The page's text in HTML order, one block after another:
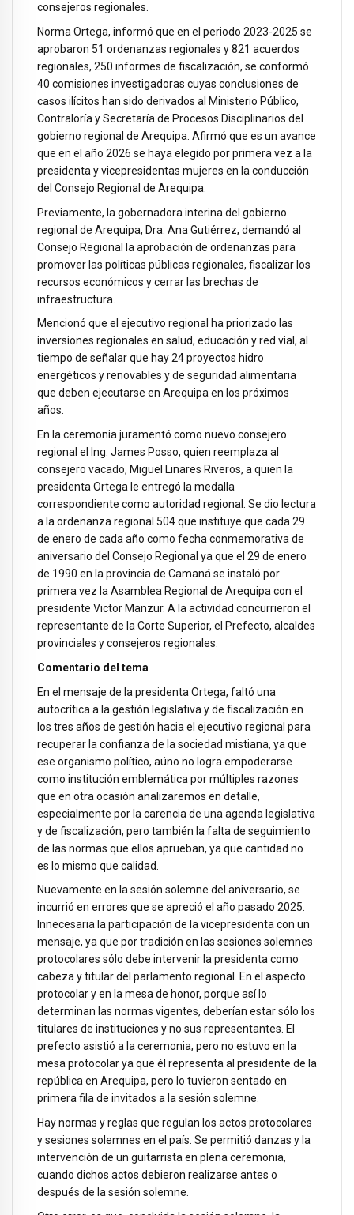
consejeros regionales.
Norma Ortega, informó que en el periodo 2023-2025 se
aprobaron 51 ordenanzas regionales y 821 acuerdos
regionales, 250 informes de fiscalización, se conformó
40 comisiones investigadoras cuyas conclusiones de
casos ilícitos han sido derivados al Ministerio Público,
Contraloría y Secretaría de Procesos Disciplinarios del
gobierno regional de Arequipa. Afirmó que es un avance
que en el año 2026 se haya elegido por primera vez a la
presidenta y vicepresidentas mujeres en la conducción
del Consejo Regional de Arequipa.
Previamente, la gobernadora interina del gobierno
regional de Arequipa, Dra. Ana Gutiérrez, demandó al
Consejo Regional la aprobación de ordenanzas para
promover las políticas públicas regionales, fiscalizar los
recursos económicos y cerrar las brechas de
infraestructura.
Mencionó que el ejecutivo regional ha priorizado las
inversiones regionales en salud, educación y red vial, al
tiempo de señalar que hay 24 proyectos hidro
energéticos y renovables y de seguridad alimentaria
que deben ejecutarse en Arequipa en los próximos
años.
En la ceremonia juramentó como nuevo consejero
regional el Ing. James Posso, quien reemplaza al
consejero vacado, Miguel Linares Riveros, a quien la
presidenta Ortega le entregó la medalla
correspondiente como autoridad regional. Se dio lectura
a la ordenanza regional 504 que instituye que cada 29
de enero de cada año como fecha conmemorativa de
aniversario del Consejo Regional ya que el 29 de enero
de 1990 en la provincia de Camaná se instaló por
primera vez la Asamblea Regional de Arequipa con el
presidente Victor Manzur. A la actividad concurrieron el
representante de la Corte Superior, el Prefecto, alcaldes
provinciales y consejeros regionales.
Comentario del tema
En el mensaje de la presidenta Ortega, faltó una
autocrítica a la gestión legislativa y de fiscalización en
los tres años de gestión hacia el ejecutivo regional para
recuperar la confianza de la sociedad mistiana, ya que
ese organismo político, aúno no logra empoderarse
como institución emblemática por múltiples razones
que en otra ocasión analizaremos en detalle,
especialmente por la carencia de una agenda legislativa
y de fiscalización, pero también la falta de seguimiento
de las normas que ellos aprueban, ya que cantidad no
es lo mismo que calidad.
Nuevamente en la sesión solemne del aniversario, se
incurrió en errores que se apreció el año pasado 2025.
Innecesaria la participación de la vicepresidenta con un
mensaje, ya que por tradición en las sesiones solemnes
protocolares sólo debe intervenir la presidenta como
cabeza y titular del parlamento regional. En el aspecto
protocolar y en la mesa de honor, porque así lo
determinan las normas vigentes, deberían estar sólo los
titulares de instituciones y no sus representantes. El
prefecto asistió a la ceremonia, pero no estuvo en la
mesa protocolar ya que él representa al presidente de la
república en Arequipa, pero lo tuvieron sentado en
primera fila de invitados a la sesión solemne.
Hay normas y reglas que regulan los actos protocolares
y sesiones solemnes en el país. Se permitió danzas y la
intervención de un guitarrista en plena ceremonia,
cuando dichos actos debieron realizarse antes o
después de la sesión solemne.